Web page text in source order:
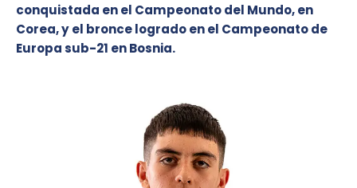
conquistada en el Campeonato del Mundo, en
Corea, y el bronce logrado en el Campeonato de
Europa sub-21 en Bosnia.